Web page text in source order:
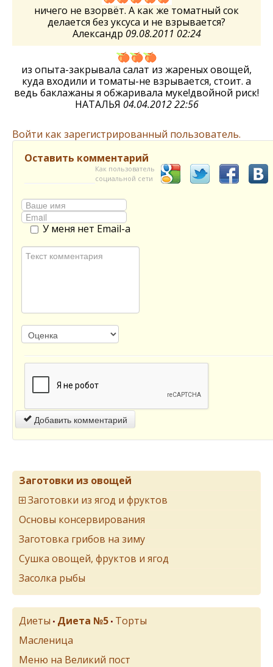
ничего не взорвёт. А как же томатный сок
делается без уксуса и не взрывается?
Александр 09.08.2011 02:24
из опыта-закрывала салат из жареных овощей,
куда входили и томаты-не взрывается, стоит. а
ведь баклажаны я обжаривала муке!двойной риск!
НАТАЛЬЯ 04.04.2012 22:56
Войти как зарегистрированный пользователь.
Оставить комментарий
Как пользователь
социальной сети
У меня нет Email-а
Добавить комментарий
Заготовки из овощей
Заготовки из ягод и фруктов
Основы консервирования
Заготовка грибов на зиму
Сушка овощей, фруктов и ягод
Засолка рыбы
Диеты • Диета №5 • Торты
Масленица
Меню на Великий пост